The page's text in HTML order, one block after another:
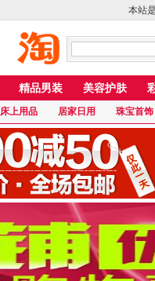
本站
精品男装 美容护肤
床上用品 居家日用 珠宝首饰